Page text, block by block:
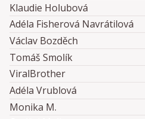
Klaudie Holubová
Adéla Fisherová Navrátilová
Václav Bozděch
Tomáš Smolík
ViralBrother
Adéla Vrublová
Monika M.